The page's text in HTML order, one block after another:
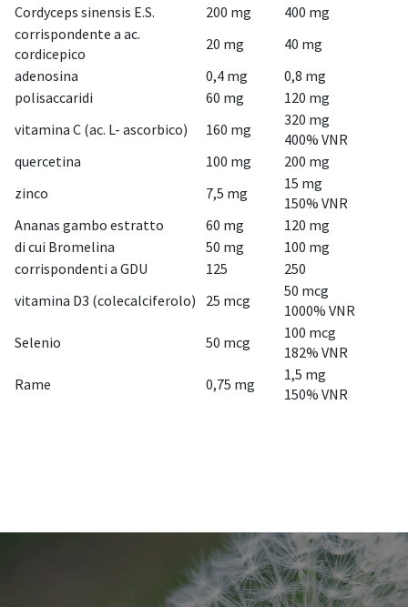
Cordyceps sinensis E.S.
200 mg
400 mg
corrispondente a ac.
cordicepico
20 mg
40 mg
adenosina
0,4 mg
0,8 mg
polisaccaridi
60 mg
120 mg
vitamina C (ac. L- ascorbico)
160 mg
320 mg
400% VNR
quercetina
100 mg
200 mg
zinco
7,5 mg
15 mg
150% VNR
Ananas gambo estratto
60 mg
120 mg
di cui Bromelina
50 mg
100 mg
corrispondenti a GDU
125
250
vitamina D3 (colecalciferolo)
25 mcg
50 mcg
1000% VNR
Selenio
50 mcg
100 mcg
182% VNR
Rame
0,75 mg
1,5 mg
150% VNR